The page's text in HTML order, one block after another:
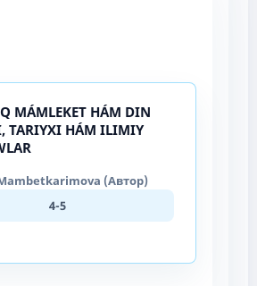
MÁMLEKET HÁM DIN
TARIYXI HÁM ILIMIY
(Автор)
4-5